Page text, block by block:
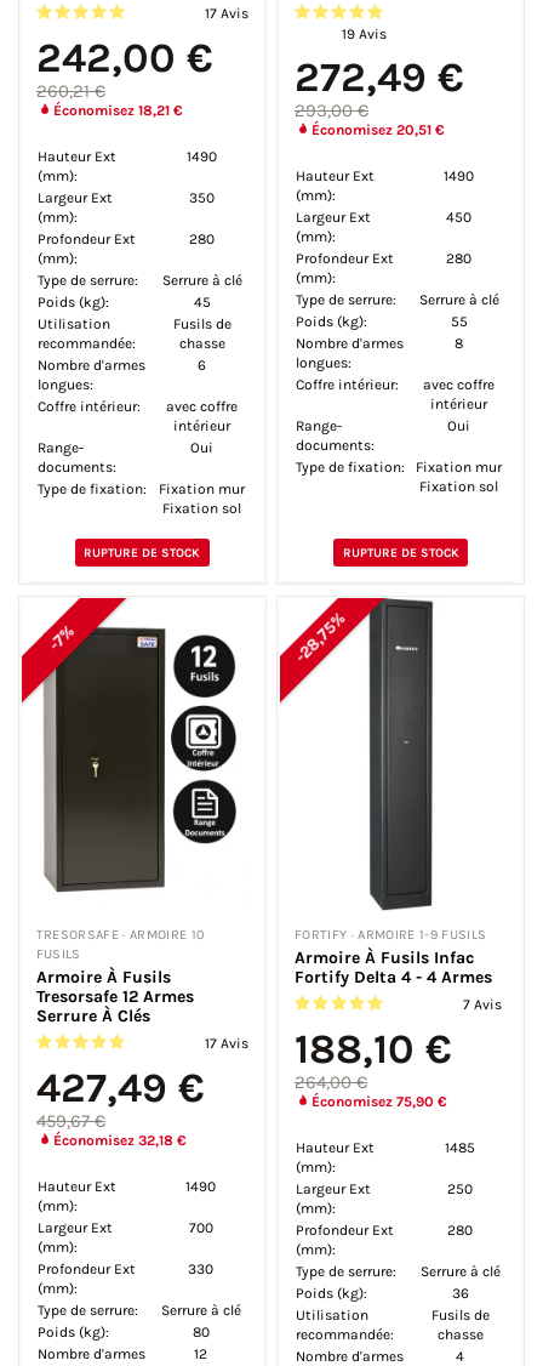
17 Avis
242,00 €
260,21 €
Économisez 18,21 €
Hauteur Ext
(mm):
1490
Largeur Ext
(mm):
350
Profondeur Ext
(mm):
280
Type de serrure:
Serrure à clé
Poids (kg):
45
Utilisation
recommandée:
Fusils de
chasse
Nombre d'armes
longues:
6
Coffre intérieur:
avec coffre
intérieur
Range-
documents:
Oui
Type de fixation:
Fixation mur
Fixation sol
RUPTURE DE STOCK
19 Avis
272,49 €
293,00 €
Économisez 20,51 €
Hauteur Ext
(mm):
1490
Largeur Ext
(mm):
450
Profondeur Ext
(mm):
280
Type de serrure:
Serrure à clé
Poids (kg):
55
Nombre d'armes
longues:
8
Coffre intérieur:
avec coffre
intérieur
Range-
documents:
Oui
Type de fixation:
Fixation mur
Fixation sol
RUPTURE DE STOCK
-7%
TRESORSAFE · ARMOIRE 10
FUSILS
Armoire À Fusils
Tresorsafe 12 Armes
Serrure À Clés
17 Avis
427,49 €
459,67 €
Économisez 32,18 €
Hauteur Ext
(mm):
1490
Largeur Ext
(mm):
700
Profondeur Ext
(mm):
330
Type de serrure:
Serrure à clé
Poids (kg):
80
Nombre d'armes
12
-28,75%
FORTIFY · ARMOIRE 1-9 FUSILS
Armoire À Fusils Infac
Fortify Delta 4 - 4 Armes
7 Avis
188,10 €
264,00 €
Économisez 75,90 €
Hauteur Ext
(mm):
1485
Largeur Ext
(mm):
250
Profondeur Ext
(mm):
280
Type de serrure:
Serrure à clé
Poids (kg):
36
Utilisation
recommandée:
Fusils de
chasse
Nombre d'armes
4